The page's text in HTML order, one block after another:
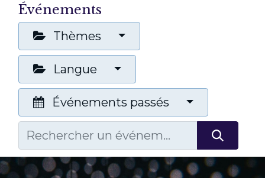
Événements
Thèmes
Langue
Événements passés